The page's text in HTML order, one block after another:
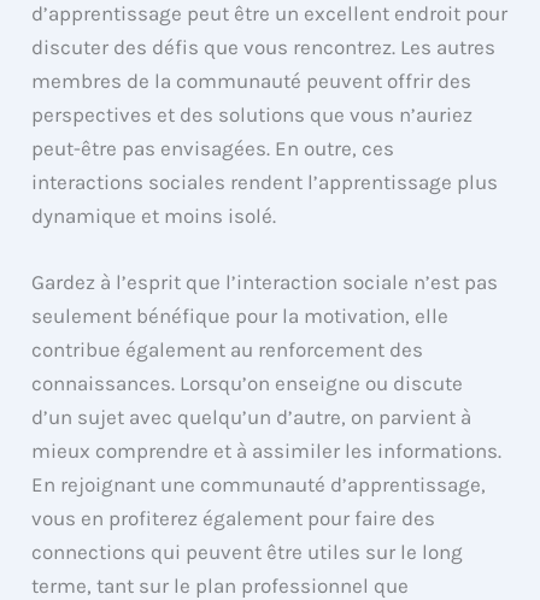
d’apprentissage peut être un excellent endroit pour
discuter des défis que vous rencontrez. Les autres
membres de la communauté peuvent offrir des
perspectives et des solutions que vous n’auriez
peut-être pas envisagées. En outre, ces
interactions sociales rendent l’apprentissage plus
dynamique et moins isolé.
Gardez à l’esprit que l’interaction sociale n’est pas
seulement bénéfique pour la motivation, elle
contribue également au renforcement des
connaissances. Lorsqu’on enseigne ou discute
d’un sujet avec quelqu’un d’autre, on parvient à
mieux comprendre et à assimiler les informations.
En rejoignant une communauté d’apprentissage,
vous en profiterez également pour faire des
connections qui peuvent être utiles sur le long
terme, tant sur le plan professionnel que